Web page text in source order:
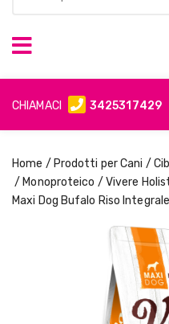
CHIAMACI 3425317429
Home / Prodotti per Cani /
/ Monoproteico / Vivere
Maxi Dog Bufalo Riso